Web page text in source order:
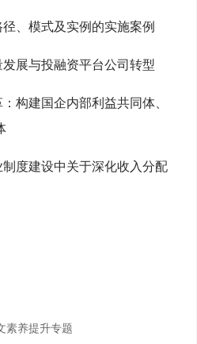
、模式及实例的实施案例
展与投融资平台公司转型
构建国企内部利益共同体、
度建设中关于深化收入分配
素养提升专题